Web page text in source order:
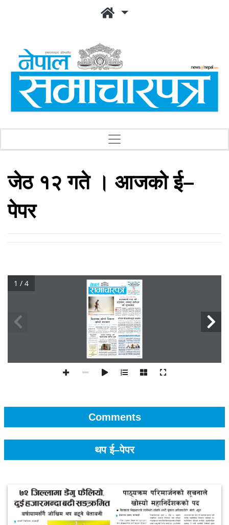
जेठ १२ गते । आजको ई–
पेपर
1 / 4
Comments
थप ई–पेपर